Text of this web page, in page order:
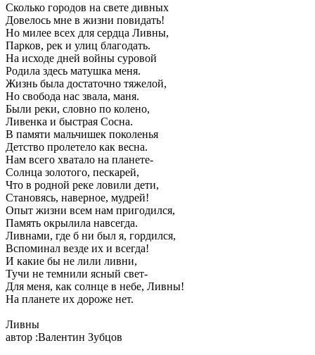
Сколько городов на свете дивных
Довелось мне в жизни повидать!
Но милее всех для сердца Ливны,
Парков, рек и улиц благодать.
На исходе дней войны суровой
Родила здесь матушка меня.
Жизнь была достаточно тяжелой,
Но свобода нас звала, маня.
Были реки, словно по колено,
Ливенка и быстрая Сосна.
В памяти мальчишек поколенья
Детство пролетело как весна.
Нам всего хватало на планете-
Солнца золотого, пескарей,
Что в родной реке ловили дети,
Становясь, наверное, мудрей!
Опыт жизни всем нам пригодился,
Память окрылила навсегда.
Ливнами, где б ни был я, гордился,
Вспоминал везде их и всегда!
И какие бы не лили ливни,
Тучи не темнили ясный свет-
Для меня, как солнце в небе, Ливны!
На планете их дороже нет.
Ливны
автор :Валентин Зубцов